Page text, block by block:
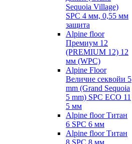
Sequoia Village)
SPC 4 мм, 0,55 мм
защита
Alpine floor
Премиум 12
(PREMIUM 12) 12
мм (WPC)
Alpine Floor
Величие секвойи 5
mm (Grand Sequoia
5 mm) SPC ECO 11
5 мм
Alpine floor Титан
6 SPC 6 мм
Alpine floor Титан
8 SPC 8 мм